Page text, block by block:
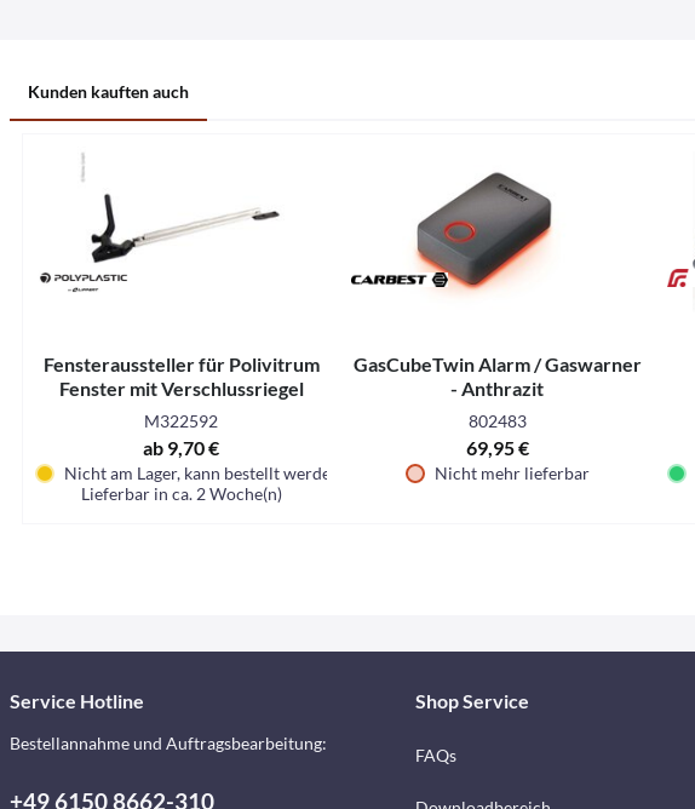
Kunden kauften auch
Fensteraussteller für Polivitrum
Fenster mit Verschlussriegel
M322592
ab 9,70 €
Nicht am Lager, kann bestellt werden
Lieferbar in ca. 2 Woche(n)
GasCubeTwin Alarm / Gaswarner
- Anthrazit
802483
69,95 €
Nicht mehr lieferbar
Service Hotline
Bestellannahme und Auftragsbearbeitung:
+49 6150 8662-310
Shop Service
FAQs